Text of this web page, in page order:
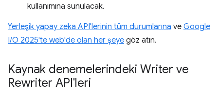
kullanımına sunulacak.
Yerleşik yapay zeka API'lerinin tüm durumlarına ve Google
I/O 2025'te web'de olan her şeye göz atın.
Kaynak denemelerindeki Writer ve
Rewriter API'leri